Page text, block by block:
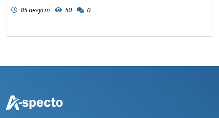
05 август 50 0